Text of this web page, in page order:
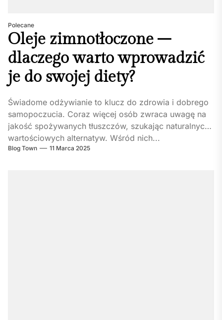
Polecane
Oleje zimnotłoczone –
dlaczego warto wprowadzić
je do swojej diety?
Świadome odżywianie to klucz do zdrowia i dobrego
samopoczucia. Coraz więcej osób zwraca uwagę na
jakość spożywanych tłuszczów, szukając naturalnych i
wartościowych alternatyw. Wśród nich...
Blog Town 11 Marca 2025